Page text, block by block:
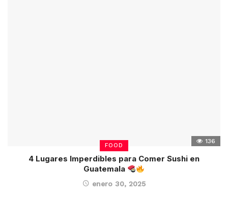
FOOD
136
4 Lugares Imperdibles para Comer Sushi en
Guatemala
enero 30, 2025